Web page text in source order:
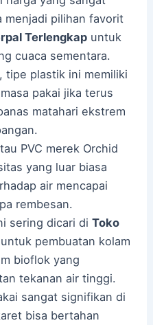
menjadi pilihan favorit
Terlengkapuntuk
cuaca sementara.
tipe plastik ini memiliki
pakai jika terus
matahari ekstrem
PVC merek Orchid
yang luar biasa
air mencapai
rembesan.
sering dicari di Toko
pembuatan kolam
bioflok yang
tekanan air tinggi.
sangat signifikan di
bisa bertahan